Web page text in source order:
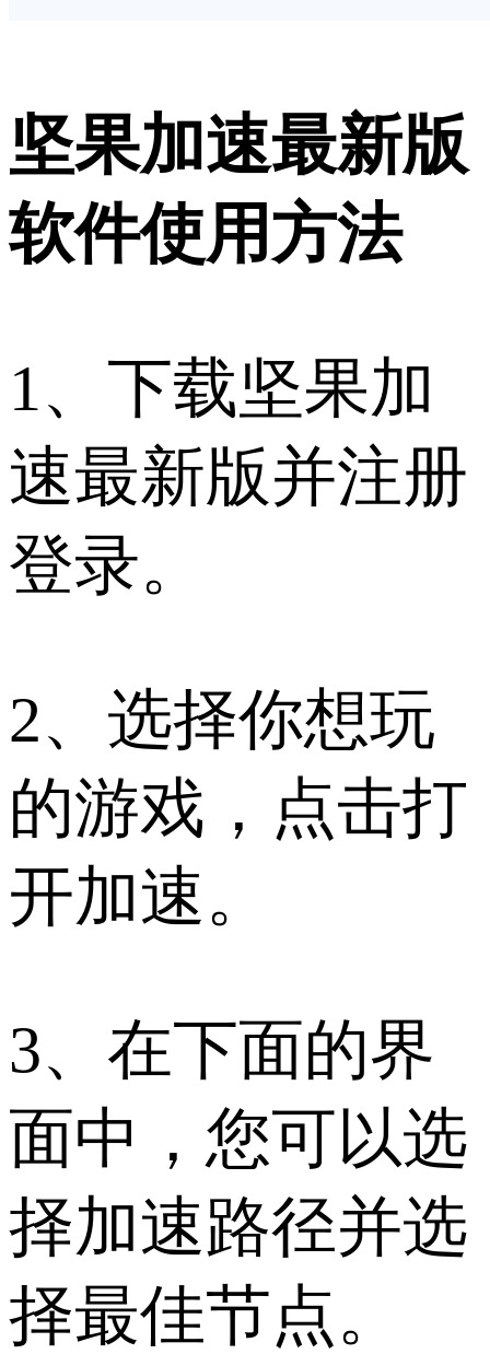
坚果加速最新版
软件使用方法
1、下载坚果加
速最新版并注册
登录。
2、选择你想玩
的游戏，点击打
开加速。
3、在下面的界
面中，您可以选
择加速路径并选
择最佳节点。